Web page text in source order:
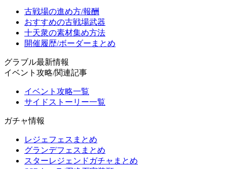
古戦場の進め方/報酬
おすすめの古戦場武器
十天衆の素材集め方法
開催履歴/ボーダーまとめ
グラブル最新情報
イベント攻略/関連記事
イベント攻略一覧
サイドストーリー一覧
ガチャ情報
レジェフェスまとめ
グランデフェスまとめ
スターレジェンドガチャまとめ